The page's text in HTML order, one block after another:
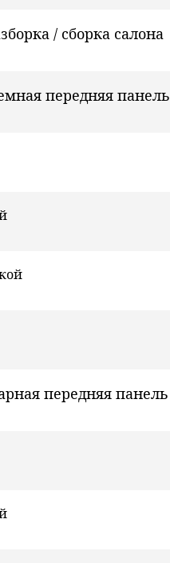
/ сборка салона
передняя панель
передняя панель